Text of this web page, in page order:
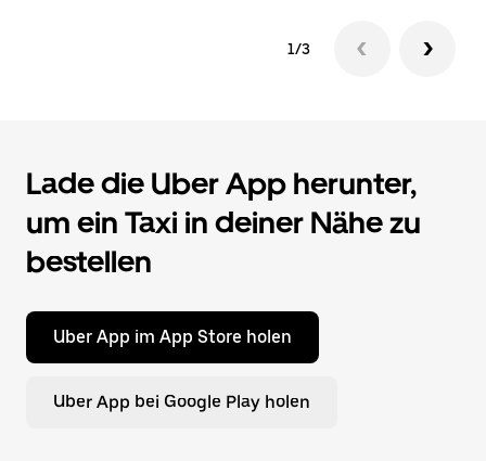
1/3
Lade die Uber App herunter,
um ein Taxi in deiner Nähe zu
bestellen
Uber App im App Store holen
Uber App bei Google Play holen